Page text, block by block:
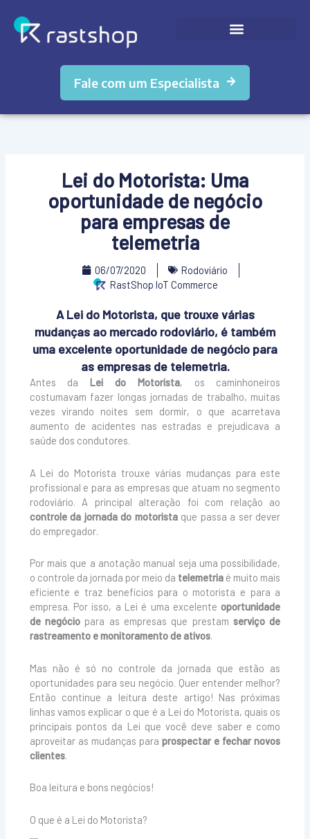
para
Fale com um Especialista
Lei do Motorista: Uma
oportunidade de negócio
para empresas de
telemetria
06/07/2020
Rodoviário
RastShop IoT Commerce
A Lei do Motorista, que trouxe várias
mudanças ao mercado rodoviário, é também
uma excelente oportunidade de negócio para
as empresas de telemetria.
Antes daLei do Motorista, os caminhoneiros
costumavam fazer longas jornadas de trabalho, muitas
vezes virando noites sem dormir, o que acarretava
aumento de acidentes nas estradas e prejudicava a
saúde dos condutores.
A Lei do Motorista trouxe várias mudanças para este
profissional e para as empresas que atuam no segmento
rodoviário. A principal alteração foi com relação ao
controle da jornada do motoristaque passa a ser dever
do empregador.
Por mais que a anotação manual seja uma possibilidade,
o controle da jornada por meio da telemetria é muito mais
eficiente e traz benefícios para o motorista e para a
empresa. Por isso, a Lei é uma excelenteoportunidade
de negóciopara as empresas que prestamserviço de
rastreamento e monitoramento de ativos.
Mas não é só no controle da jornada que estão as
oportunidades para seu negócio. Quer entender melhor?
Então continue a leitura deste artigo! Nas próximas
linhas vamos explicar o que é a Lei do Motorista, quais os
principais pontos da Lei que você deve saber e como
aproveitar as mudanças paraprospectar e fechar novos
clientes.
Boa leitura e bons negócios!
O que é a Lei do Motorista?